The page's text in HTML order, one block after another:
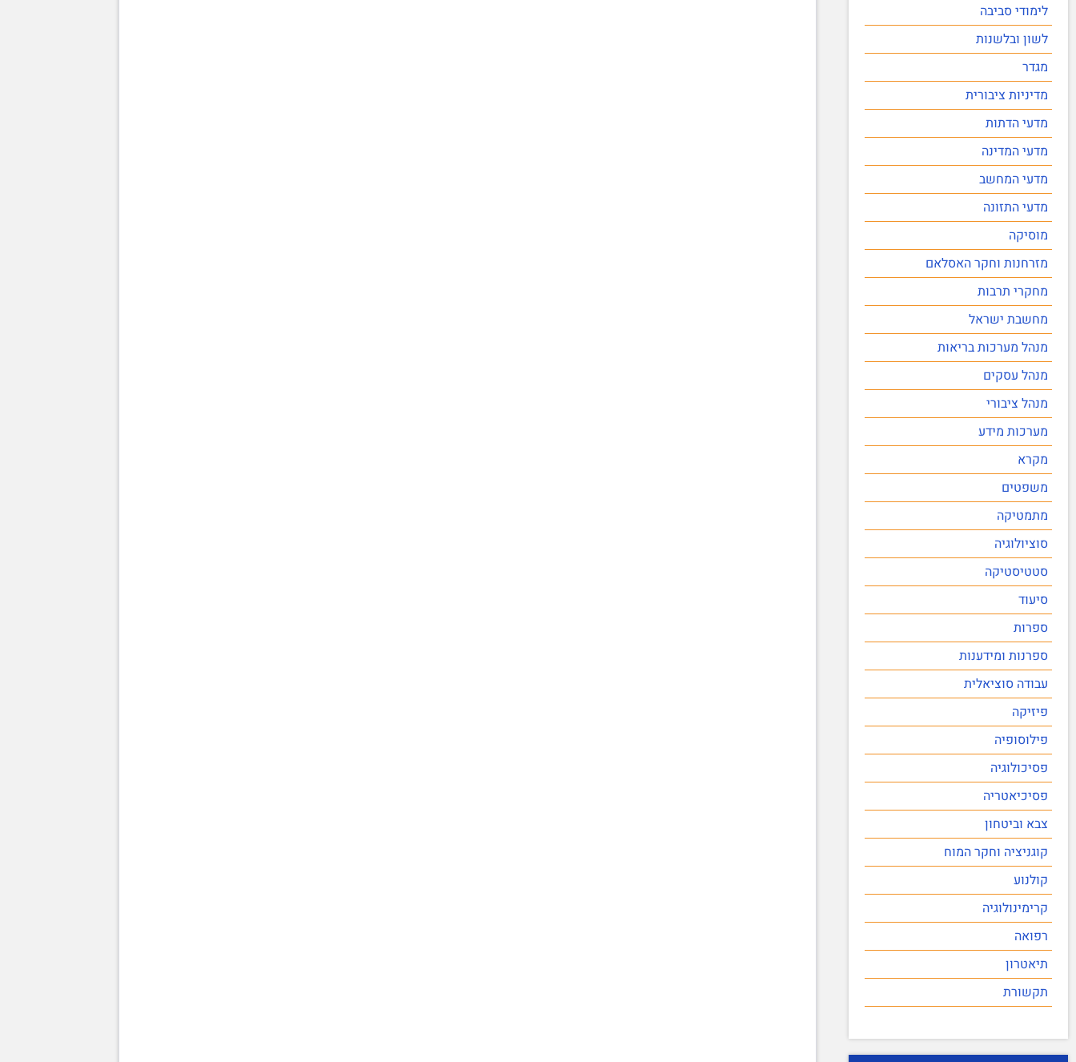
לימודי סביבה
לשון ובלשנות
מגדר
מדיניות ציבורית
מדעי הדתות
מדעי המדינה
מדעי המחשב
מדעי התזונה
מוסיקה
מזרחנות וחקר האסלאם
מחקרי תרבות
מחשבת ישראל
מנהל מערכות בריאות
מנהל עסקים
מנהל ציבורי
מערכות מידע
מקרא
משפטים
מתמטיקה
סוציולוגיה
סטטיסטיקה
סיעוד
ספרות
ספרנות ומידענות
עבודה סוציאלית
פיזיקה
פילוסופיה
פסיכולוגיה
פסיכיאטריה
צבא וביטחון
קוגניציה וחקר המוח
קולנוע
קרימינולוגיה
רפואה
תיאטרון
תקשורת